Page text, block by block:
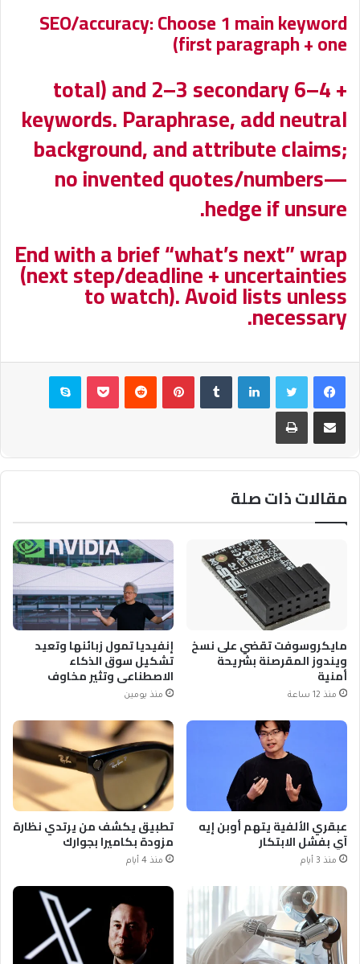
SEO/accuracy: Choose 1 main keyword
(first paragraph + one
+ 4–6 total) and 2–3 secondary
keywords. Paraphrase, add neutral
background, and attribute claims;
no invented quotes/numbers—
hedge if unsure.
End with a brief “what’s next” wrap
(next step/deadline + uncertainties
to watch). Avoid lists unless
necessary.
فيسبوكتويتر لينكدإن بينتيريست بوكيت سكايب
مشاركة عبر البريد طباعة
مقالات ذات صلة
مايكروسوفت تقضي على نسخ
ويندوز المقرصنة بشريحة
أمنية
منذ 12 ساعة
إنفيديا تمول زبائنها وتعيد
تشكيل سوق الذكاء
الاصطناعي وتثير مخاوف
منذ يومين
عبقري الألفية يتهم أوبن إيه
آي بفشل الابتكار
منذ 3 أيام
تطبيق يكشف من يرتدي نظارة
مزودة بكاميرا بجوارك
منذ 4 أيام